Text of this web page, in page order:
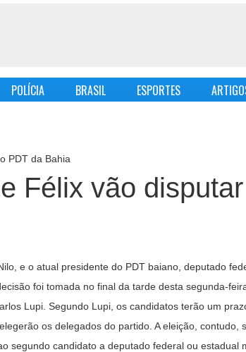
POLÍCIA BRASIL ESPORTES
PDT da Bahia
Félix vão disputar
e o atual presidente do PDT baiano, deputado
foi tomada no final da tarde desta segunda-
Lupi. Segundo Lupi, os candidatos terão um
os delegados do partido. A eleição, contudo,
segundo candidato a deputado federal ou estadual